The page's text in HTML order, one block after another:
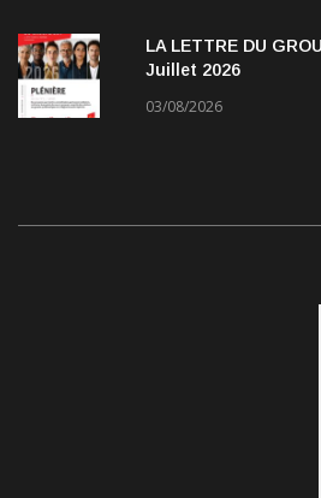
LA LETTRE DU
Juillet 2026
03/08/2026